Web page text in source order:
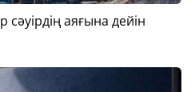
аяғына дейін